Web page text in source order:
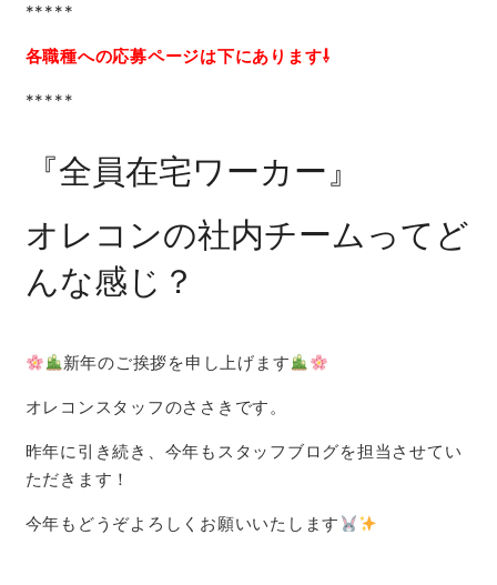
*****
各職種への応募ページは下にあります⇩
*****
『全員在宅ワーカー』
オレコンの社内チームってど
んな感じ？
新年のご挨拶を申し上げます
オレコンスタッフのささきです。
昨年に引き続き、今年もスタッフブログを担当させてい
ただきます！
今年もどうぞよろしくお願いいたします